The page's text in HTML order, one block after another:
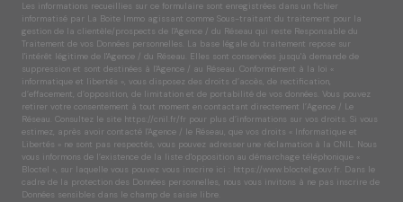
Les informations recueillies sur ce formulaire sont enregistrées dans un fichier
informatisé par La Boite Immo agissant comme Sous-traitant du traitement pour la
gestion de la clientèle/prospects de l'Agence / du Réseau qui reste Responsable du
Traitement de vos Données personnelles. La base légale du traitement repose sur
l'intérêt légitime de l'Agence / du Réseau. Elles sont conservées jusqu'à demande de
suppression et sont destinées à l'Agence / au Réseau. Conformément à la loi «
informatique et libertés », vous disposez des droits d’accès, de rectification,
d’effacement, d’opposition, de limitation et de portabilité de vos données. Vous pouvez
retirer votre consentement à tout moment en contactant directement l’Agence / Le
Réseau. Consultez le site https://cnil.fr/fr pour plus d’informations sur vos droits. Si vous
estimez, après avoir contacté l'Agence / le Réseau, que vos droits « Informatique et
Libertés » ne sont pas respectés, vous pouvez adresser une réclamation à la CNIL. Nous
vous informons de l’existence de la liste d'opposition au démarchage téléphonique «
Bloctel », sur laquelle vous pouvez vous inscrire ici :
https://www.bloctel.gouv.fr
. Dans le
cadre de la protection des Données personnelles, nous vous invitons à ne pas inscrire de
Données sensibles dans le champ de saisie libre.